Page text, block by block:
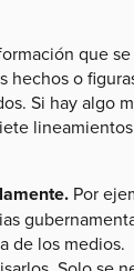
que
o
Si hay algo
Por
de los medios.